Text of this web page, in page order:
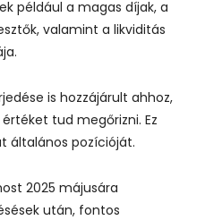
például a magas díjak, a
valamint a likviditás
is hozzájárult ahhoz,
tud megőrizni. Ez
általános pozícióját.
2025 májusára
után, fontos